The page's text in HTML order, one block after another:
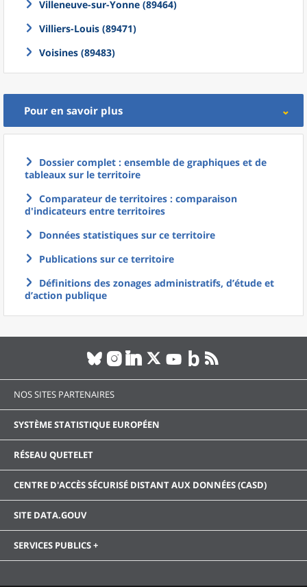
Villeneuve-sur-Yonne (89464)
Villiers-Louis (89471)
Voisines (89483)
Pour en savoir plus
Dossier complet : ensemble de graphiques et de
tableaux sur le territoire
Comparateur de territoires : comparaison
d'indicateurs entre territoires
Données statistiques sur ce territoire
Publications sur ce territoire
Définitions des zonages administratifs, d’étude et
d’action publique
NOS SITES PARTENAIRES
SYSTÈME STATISTIQUE EUROPÉEN
RÉSEAU QUETELET
CENTRE D'ACCÈS SÉCURISÉ DISTANT AUX DONNÉES (CASD)
SITE DATA.GOUV
SERVICES PUBLICS +